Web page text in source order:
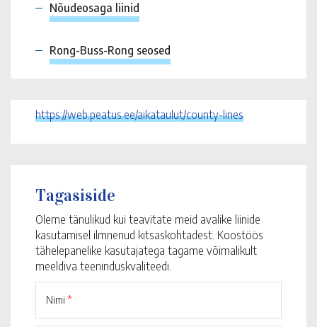
Nõudeosaga liinid
Rong-Buss-Rong seosed
https://web.peatus.ee/aikataulut/county-lines
Tagasiside
Oleme tänulikud kui teavitate meid avalike liinide
kasutamisel ilmnenud kitsaskohtadest. Koostöös
tähelepanelike kasutajatega tagame võimalikult
meeldiva teeninduskvaliteedi.
Nimi *